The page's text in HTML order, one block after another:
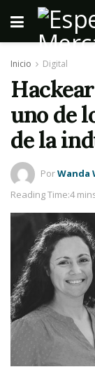
Inicio Digital
uno de
de la
PorWanda
Reading Time:4